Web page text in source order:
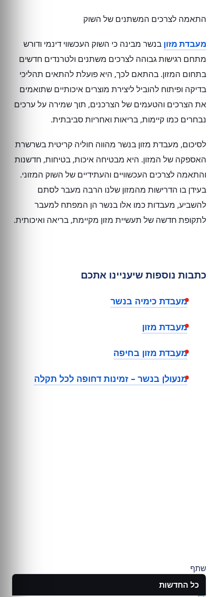
התאמה לצרכים המשתנים של השוק
מעבדת מזון בנשר מבינה כי השוק העכשווי דינמי ודורש
מתחם רגישות גבוהה לצרכים משתנים ולטרנדים חדשים
בתחום המזון. בהתאם לכך, היא פועלת להתאים תהליכי
בדיקה ופיתוח להוביל ליצירת מוצרים איכותיים שתואמים
את הצרכים והטעמים של הצרכנים, תוך שמירה על ערכים
נבחרים כמו קיימות, בריאות ואחריות סביבתית.
לסיכום, מעבדת מזון בנשר מהווה חוליה קריטית בשרשרת
האספקה של המזון. היא מבטיחה איכות, בטיחות, חדשנות
והתאמה לצרכים העכשוויים והעתידיים של השוק המזוני.
בעידן בו הדרישות מהמזון שלנו הרבה מעבר לסתם
להשביע, מעבדות כמו אלו בנשר הן המפתח למעבר
לתקופת חדשה של תעשיית מזון מקיימת, בריאה ואיכותית.
כתבות נוספות שיעניינו אתכם
מעבדת כימיה בנשר
מעבדת מזון
מעבדת מזון בחיפה
מנעולן בנשר – זמינות דחופה לכל תקלה
שתף
כל החדשות